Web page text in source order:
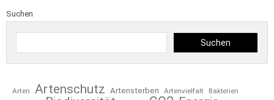
Suchen
Suchen
Arten Artenschutz Artensterben Artenvielfalt
Bakterien